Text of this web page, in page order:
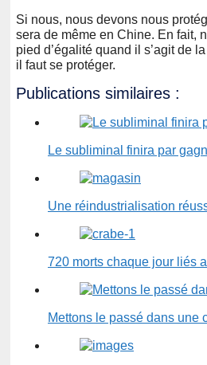
Si nous, nous devons nous
sera de même en Chine. En fait,
pied d’égalité quand il s’agit de
il faut se protéger.
Publications similaires :
Le subliminal finira par
Une réindustrialisation
720 morts chaque jour liés
Mettons le passé dans une